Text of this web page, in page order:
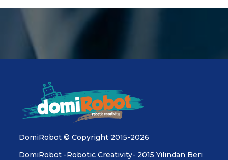
DomiRobot © Copyright 2015-2026
DomiRobot -Robotic Creativity- 2015 Yılından Beri